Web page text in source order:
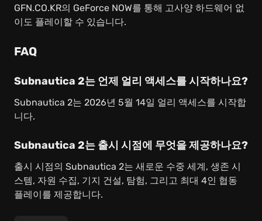
GFN.CO.KR의 GeForce NOW를 통해 고사양 하드웨어 없
이도 플레이할 수 있습니다.
FAQ
Subnautica 2는 언제 얼리 액세스를 시작하나요?
Subnautica 2는 2026년 5월 14일 얼리 액세스를 시작합
니다.
Subnautica 2는 출시 시점에 무엇을 제공하나요?
출시 시점의 Subnautica 2는 새로운 수중 세계, 생존 시
스템, 자원 수집, 기지 건설, 탐험, 그리고 최대 4인 협동
플레이를 제공합니다.